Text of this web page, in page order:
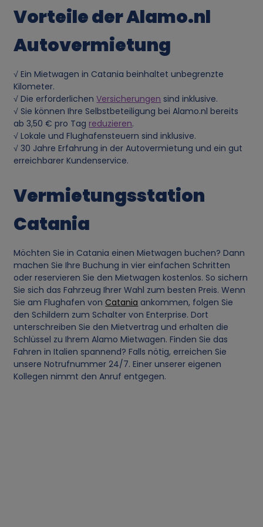
Vorteile der Alamo.nl
Autovermietung
√ Ein Mietwagen in Catania beinhaltet unbegrenzte
Kilometer.
√ Die erforderlichenVersicherungen sind inklusive.
√ Sie können Ihre Selbstbeteiligung bei Alamo.nl bereits
ab 3,50 € pro Tag reduzieren.
√ Lokale und Flughafensteuern sind inklusive.
√ 30 Jahre Erfahrung in der Autovermietung und ein gut
erreichbarer Kundenservice.
Vermietungsstation
Catania
Möchten Sie in Catania einen Mietwagen buchen? Dann
machen Sie Ihre Buchung in vier einfachen Schritten
oder reservieren Sie den Mietwagen kostenlos. So sichern
Sie sich das Fahrzeug Ihrer Wahl zum besten Preis. Wenn
Sie am Flughafen von Catania ankommen, folgen Sie
den Schildern zum Schalter von Enterprise. Dort
unterschreiben Sie den Mietvertrag und erhalten die
Schlüssel zu Ihrem Alamo Mietwagen. Finden Sie das
Fahren in Italien spannend? Falls nötig, erreichen Sie
unsere Notrufnummer 24/7. Einer unserer eigenen
Kollegen nimmt den Anruf entgegen.
n
d
u
n
g
v
o
n
p
e
r
s
o
n